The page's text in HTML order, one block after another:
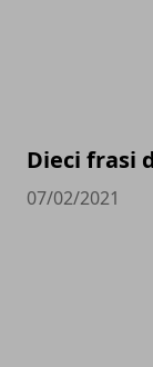
Dieci frasi
07/02/2021